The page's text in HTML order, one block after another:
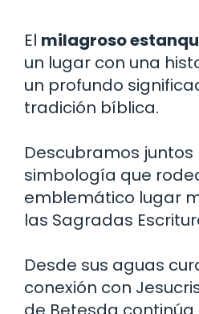
El milagroso
un lugar con una
un profundo
tradición bíblica.
Descubramos juntos
simbología que
emblemático lugar
las Sagradas
Desde sus aguas
conexión con